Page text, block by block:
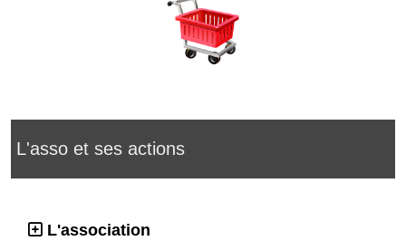
L'asso et ses actions
L'association